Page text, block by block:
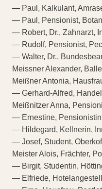
— Paul, Kalkulant,
— Paul, Pensionist,
— Robert, Dr., Zahnarzt,
— Rudolf, Pensionist,
— Walter, Dr.,
Meissner Alexander,
Meißner Antonia,
— Gerhard-Alfred,
Meißnitzer Anna,
— Ernestine,
— Hildegard, Kellnerin,
— Josef, Student,
Meister Alois, Frächter,
— Birgit, Studentin,
— Elfriede,